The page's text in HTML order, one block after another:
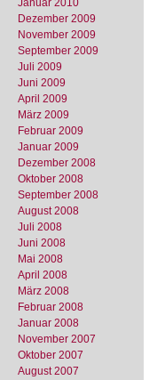
Januar 2010
Dezember 2009
November 2009
September 2009
Juli 2009
Juni 2009
April 2009
März 2009
Februar 2009
Januar 2009
Dezember 2008
Oktober 2008
September 2008
August 2008
Juli 2008
Juni 2008
Mai 2008
April 2008
März 2008
Februar 2008
Januar 2008
November 2007
Oktober 2007
August 2007